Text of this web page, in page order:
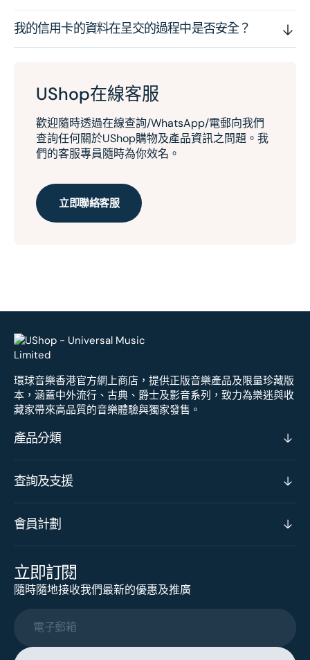
我的信用卡的資料在呈交的過程中是否安全？
UShop在線客服
歡迎隨時透過在線查詢/WhatsApp/電郵向我們
查詢任何關於UShop購物及產品資訊之問題。我
們的客服專員隨時為你效名。
立即聯絡客服
環球音樂香港官方網上商店，提供正版音樂產品及限量珍藏版
本，涵蓋中外流行、古典、爵士及影音系列，致力為樂迷與收
藏家帶來高品質的音樂體驗與獨家發售。
產品分類
查詢及支援
會員計劃
立即訂閱
隨時隨地接收我們最新的優惠及推廣
電子郵箱